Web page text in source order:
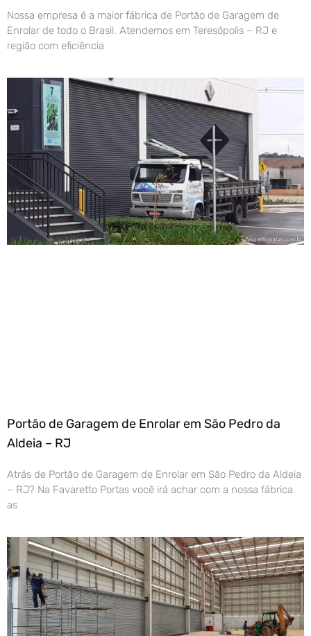
Nossa empresa é a maior fábrica de Portão de Garagem de
Enrolar de todo o Brasil. Atendemos em Teresópolis – RJ e
região com eficiência
Portão de Garagem de Enrolar em São Pedro da
Aldeia – RJ
Atrás de Portão de Garagem de Enrolar em São Pedro da Aldeia
– RJ? Na Favaretto Portas você irá achar com a nossa fábrica
as